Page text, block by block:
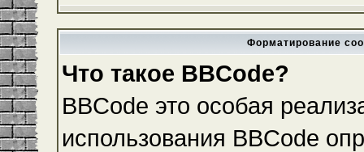
Форматирование
Что такое BBCode?
BBCode это особая
использования BBCode